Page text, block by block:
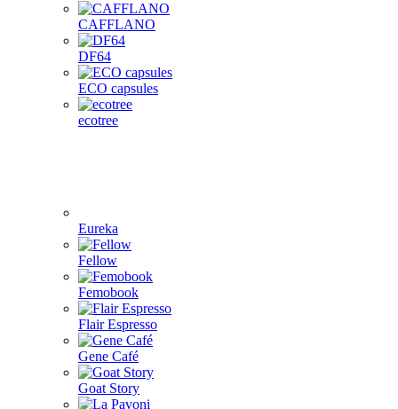
Dolce Gusto κάψουλες
nespresso κάψουλες
Cafissimo, Caffitaly, K-fee κάψουλες
1Zpresso
4Barista
9Barista
Aram coffee
Bellman coffee
BOOKOO